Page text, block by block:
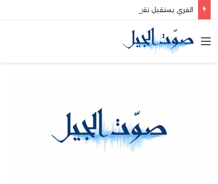
الفري يستقبل نقيب موظفي قاديشا
القائمة